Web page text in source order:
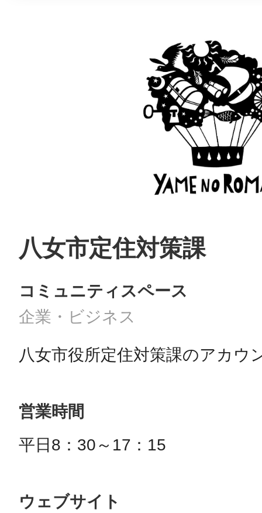
八女市定住対策課
コミュニティスペース
企業・ビジネス
八女市役所定住対策課のアカウ
営業時間
平日8：30～17：15
ウェブサイト